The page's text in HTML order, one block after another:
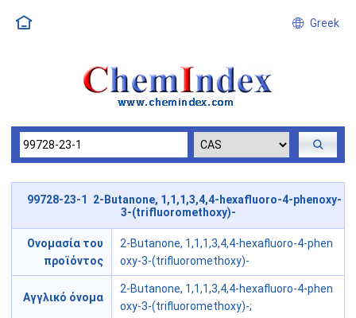
Greek
99728-23-1 2-Butanone, 1,1,1,3,4,4-hexafluoro-4-phenoxy-
3-(trifluoromethoxy)-
Ονομασία του
προϊόντος
2-Butanone, 1,1,1,3,4,4-hexafluoro-4-phen
oxy-3-(trifluoromethoxy)-
Αγγλικό όνομα
2-Butanone, 1,1,1,3,4,4-hexafluoro-4-phen
oxy-3-(trifluoromethoxy)-;